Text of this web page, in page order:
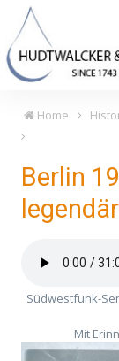
Home
Berlin
Südwestfunk-
Mit